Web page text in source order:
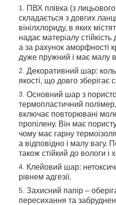
ПВХ плівка (з
складається з довгих
вінілхлориду, в яких
надає матеріалу стійкість
а за рахунок аморфності
дуже пружний і має малу
Декоративний шар:
якості, що довго зберігає
Основний шар з
термопластичний
включає повторювані
пропілену. Він має
чому має гарну
а відповідно і малу вагу.
також стійкий до вологи і
Клейовий шар:
рівнем адгезії.
Захисний папір –
пересихання та